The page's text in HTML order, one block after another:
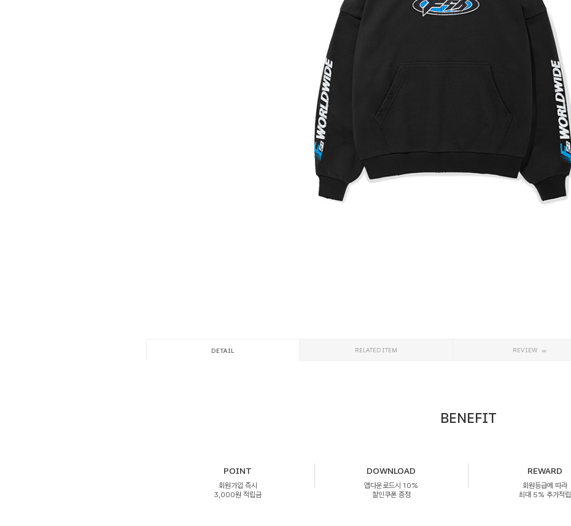
DETAIL RELATED ITEM REVIEW
BENEFIT
POINT
회원가입 즉시
3,000원 적립금
DOWNLOAD
앱다운로드시 10%
할인쿠폰 증정
REWARD
회원등급에 따라
최대 5% 추가적립